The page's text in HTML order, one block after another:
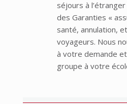
séjours à
des Garanties «
santé, annulation,
voyageurs. Nous
à votre demande
groupe à votre